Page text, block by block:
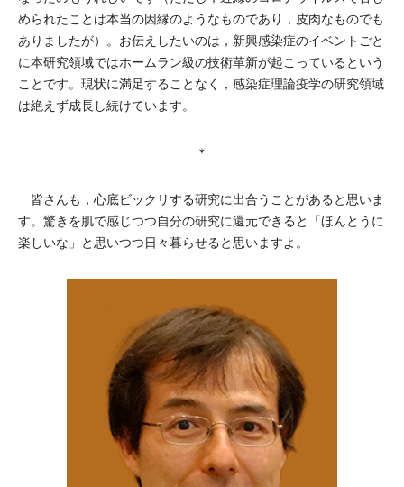
められたことは本当の因縁のようなものであり，皮肉なものでも
ありましたが）。お伝えしたいのは，新興感染症のイベントごと
に本研究領域ではホームラン級の技術革新が起こっているという
ことです。現状に満足することなく，感染症理論疫学の研究領域
は絶えず成長し続けています。
＊
皆さんも，心底ビックリする研究に出合うことがあると思いま
す。驚きを肌で感じつつ自分の研究に還元できると「ほんとうに
楽しいな」と思いつつ日々暮らせると思いますよ。